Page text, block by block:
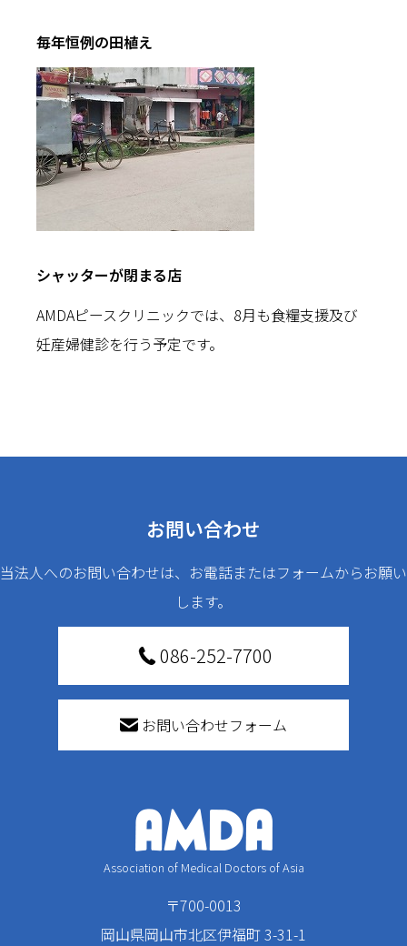
毎年恒例の田植え
シャッターが閉まる店
AMDAピースクリニックでは、8月も食糧支援及び
妊産婦健診を行う予定です。
お問い合わせ
当法人へのお問い合わせは、お電話またはフォームからお願い
します。
086-252-7700
お問い合わせフォーム
Association of Medical Doctors of Asia
〒700-0013
岡山県岡山市北区伊福町 3-31-1